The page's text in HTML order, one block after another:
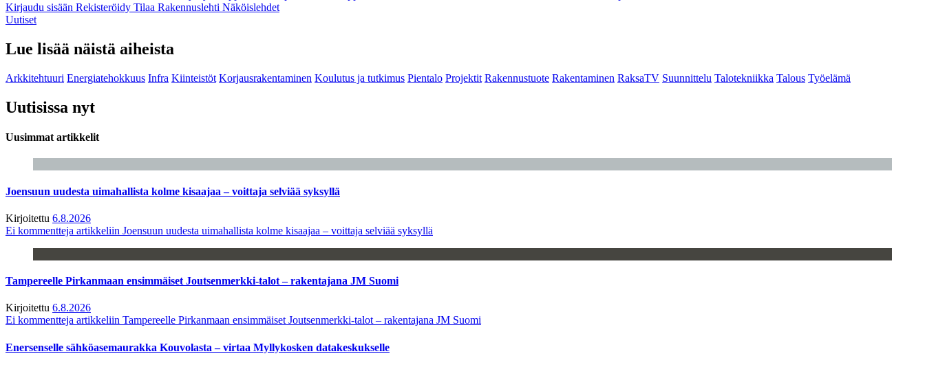
Kirjaudu sisään Rekisteröidy Tilaa Rakennuslehti Näköislehdet
Uutiset
Lue lisää näistä aiheista
Arkkitehtuuri Energiatehokkuus Infra Kiinteistöt Korjausrakentaminen Koulutus ja tutkimus Pientalo Projektit Rakennustuote Rakentaminen RaksaTV Suunnittelu Talotekniikka Talous Työelämä
Uutisissa nyt
Uusimmat artikkelit
Joensuun uudesta uimahallista kolme kisaajaa – voittaja selviää syksyllä
Kirjoitettu 6.8.2026
Ei kommentteja artikkeliin Joensuun uudesta uimahallista kolme kisaajaa – voittaja selviää syksyllä
Tampereelle Pirkanmaan ensimmäiset Joutsenmerkki-talot – rakentajana JM Suomi
Kirjoitettu 6.8.2026
Ei kommentteja artikkeliin Tampereelle Pirkanmaan ensimmäiset Joutsenmerkki-talot – rakentajana JM Suomi
Enersenselle sähköasemaurakka Kouvolasta – virtaa Myllykosken datakeskukselle